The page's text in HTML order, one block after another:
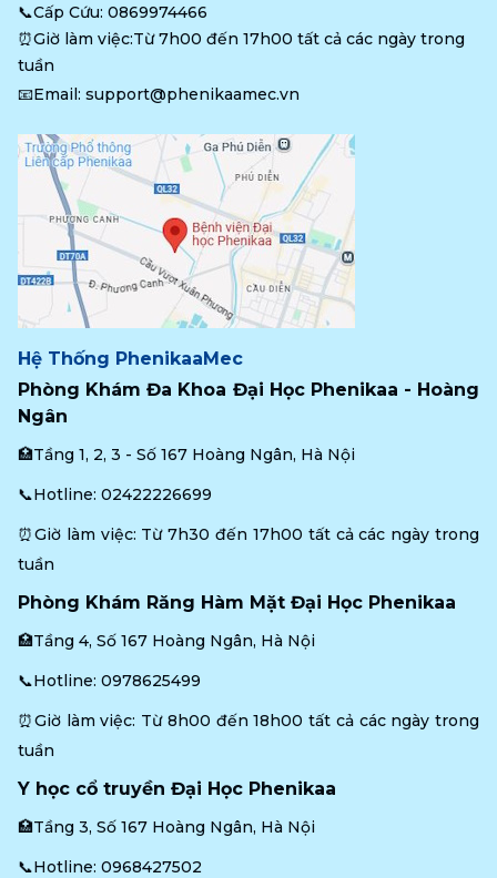
📞Cấp Cứu: 0869974466
⏰Giờ làm việc:Từ 7h00 đến 17h00 tất cả các ngày trong
tuần
📧Email: support@phenikaamec.vn
Hệ Thống PhenikaaMec
Phòng Khám Đa Khoa Đại Học Phenikaa - Hoàng
Ngân
🏥Tầng 1, 2, 3 - Số 167 Hoàng Ngân, Hà Nội
📞Hotline: 02422226699
⏰Giờ làm việc: Từ 7h30 đến 17h00 tất cả các ngày trong
tuần
Phòng Khám Răng Hàm Mặt Đại Học Phenikaa
🏥Tầng 4, Số 167 Hoàng Ngân, Hà Nội
📞Hotline: 0978625499
⏰Giờ làm việc: Từ 8h00 đến 18h00 tất cả các ngày trong
tuần
Y học cổ truyền Đại Học Phenikaa
🏥Tầng 3, Số 167 Hoàng Ngân, Hà Nội
📞Hotline: 0968427502